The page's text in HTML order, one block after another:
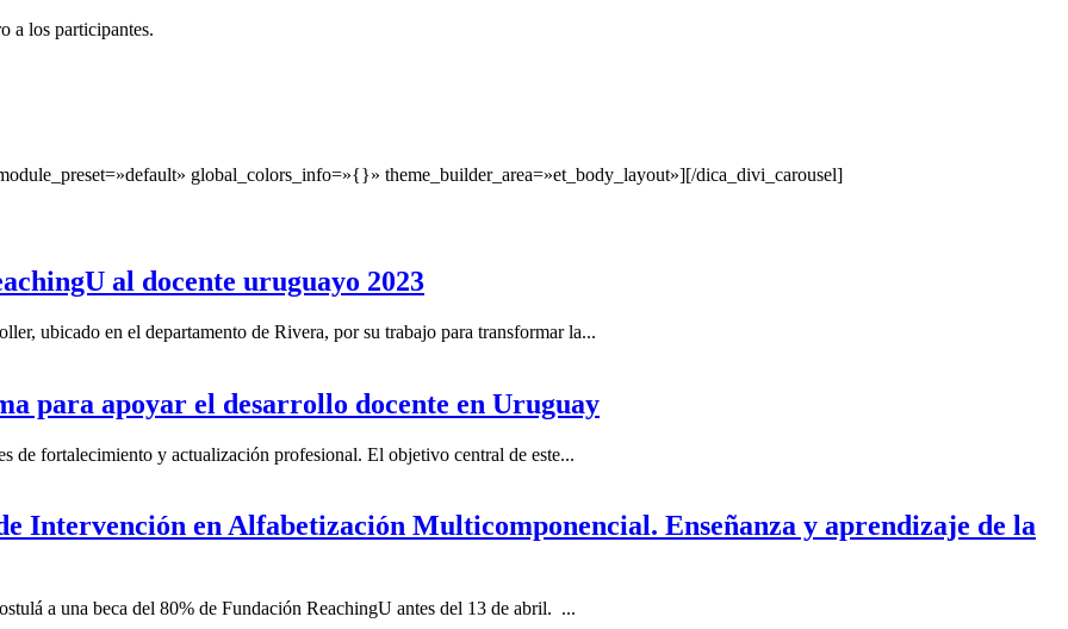
a los participantes.
global_colors_info=»{}» theme_builder_area=»et_body_layout»][/dica_divi_carousel]
al docente uruguayo 2023
ubicado en el departamento de Rivera, por su trabajo para transformar la...
para apoyar el desarrollo docente en Uruguay
de fortalecimiento y actualización profesional. El objetivo central de este...
Intervención en Alfabetización Multicomponencial. Enseñanza y aprendizaje de la
a una beca del 80% de Fundación ReachingU antes del 13 de abril. ...